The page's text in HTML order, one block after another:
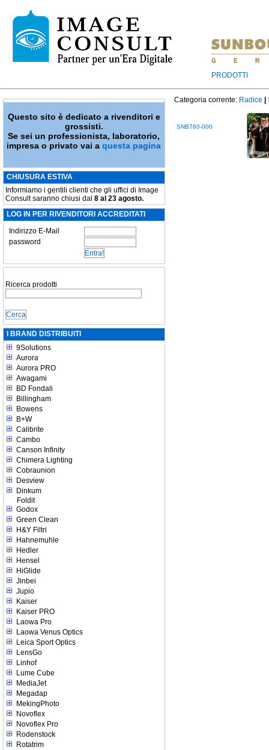
PRODOTTI
Questo sito è dedicato a rivenditori e
grossisti.
Se sei un professionista, laboratorio,
impresa o privato vai aquesta pagina
CHIUSURA ESTIVA
Informiamo i gentili clienti che gli uffici di Image
Consult saranno chiusi dal 8 al 23 agosto.
LOG IN PER RIVENDITORI ACCREDITATI
Indirizzo E-Mail
password
Ricerca prodotti
I BRAND DISTRIBUITI
9Solutions
Aurora
Aurora PRO
Awagami
BD Fondali
Billingham
Bowens
B+W
Calibrite
Cambo
Canson Infinity
Chimera Lighting
Cobraunion
Desview
Dinkum
Foldit
Godox
Green Clean
H&Y Filtri
Hahnemuhle
Hedler
Hensel
HiGlide
Jinbei
Jupio
Kaiser
Kaiser PRO
Laowa Pro
Laowa Venus Optics
Leica Sport Optics
LensGo
Linhof
Lume Cube
MediaJet
Megadap
MekingPhoto
Novoflex
Novoflex Pro
Rodenstock
Rotatrim
Categoria corrente: Radice
SNB760-000